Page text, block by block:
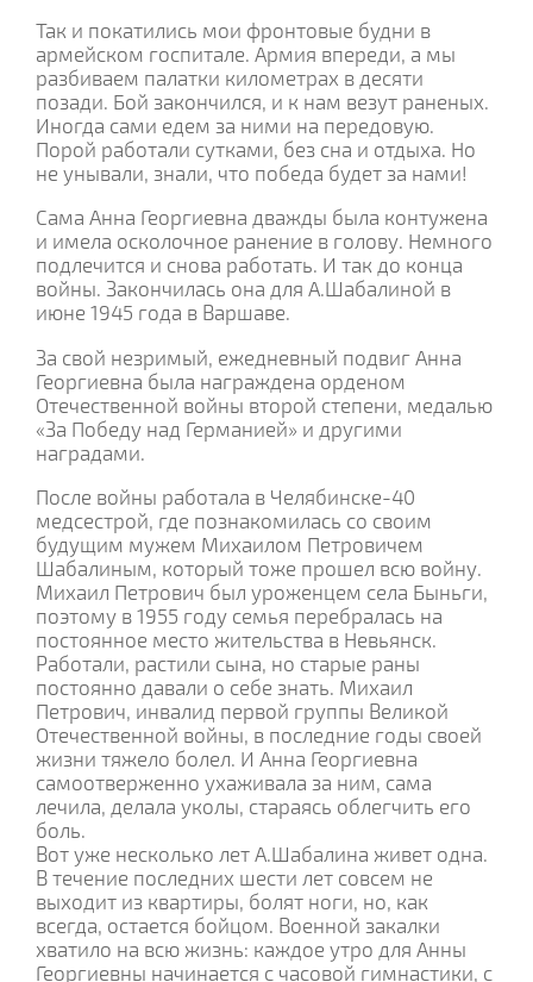
Так и покатились мои фронтовые будни в
армейском госпитале. Армия впереди, а мы
разбиваем палатки километрах в десяти
позади. Бой закончился, и к нам везут раненых.
Иногда сами едем за ними на передовую.
Порой работали сутками, без сна и отдыха. Но
не унывали, знали, что победа будет за нами!
Сама Анна Георгиевна дважды была контужена
и имела осколочное ранение в голову. Немного
подлечится и снова работать. И так до конца
войны. Закончилась она для А.Шабалиной в
июне 1945 года в Варшаве.
За свой незримый, ежедневный подвиг Анна
Георгиевна была награждена орденом
Отечественной войны второй степени, медалью
«За Победу над Германией» и другими
наградами.
После войны работала в Челябинске-40
медсестрой, где познакомилась со своим
будущим мужем Михаилом Петровичем
Шабалиным, который тоже прошел всю войну.
Михаил Петрович был уроженцем села Быньги,
поэтому в 1955 году семья перебралась на
постоянное место жительства в Невьянск.
Работали, растили сына, но старые раны
постоянно давали о себе знать. Михаил
Петрович, инвалид первой группы Великой
Отечественной войны, в последние годы своей
жизни тяжело болел. И Анна Георгиевна
самоотверженно ухаживала за ним, сама
лечила, делала уколы, стараясь облегчить его
боль.
Вот уже несколько лет А.Шабалина живет одна.
В течение последних шести лет совсем не
выходит из квартиры, болят ноги, но, как
всегда, остается бойцом. Военной закалки
хватило на всю жизнь: каждое утро для Анны
Георгиевны начинается с часовой гимнастики, с